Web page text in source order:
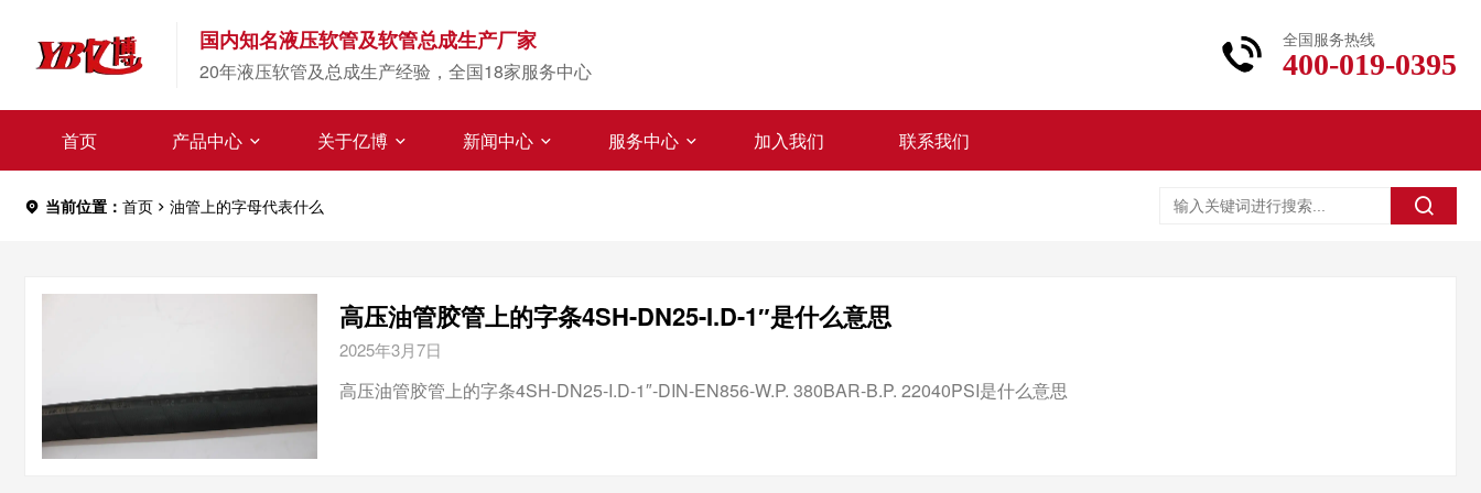
国内知名液压软管及软管总成生产厂家
20年液压软管及总成生产经验，全国18家服务中心
全国服务热线
400-019-0395
首页 产品中心 关于亿博 新闻中心 服务中心 加入我们 联系我们
当前位置： 首页 油管上的字母代表什么
高压油管胶管上的字条4SH-DN25-I.D-1″是什么意思
2025年3月7日
高压油管胶管上的字条4SH-DN25-I.D-1″-DIN-EN856-W.P. 380BAR-B.P. 22040PSI是什么意思